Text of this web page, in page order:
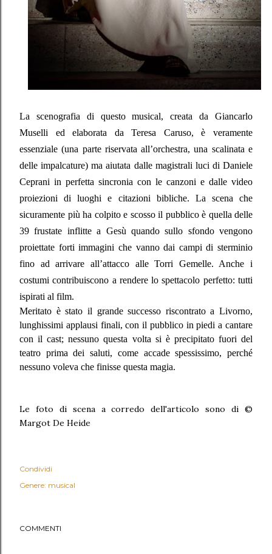
La scenografia di questo musical, creata da Giancarlo
Muselli ed elaborata da Teresa Caruso, è veramente
essenziale (una parte riservata all’orchestra, una scalinata e
delle impalcature) ma aiutata dalle magistrali luci di Daniele
Ceprani in perfetta sincronia con le canzoni e dalle video
proiezioni di luoghi e citazioni bibliche. La scena che
sicuramente più ha colpito e scosso il pubblico è quella delle
39 frustate inflitte a Gesù quando sullo sfondo vengono
proiettate forti immagini che vanno dai campi di sterminio
fino ad arrivare all’attacco alle Torri Gemelle. Anche i
costumi contribuiscono a rendere lo spettacolo perfetto: tutti
ispirati al film.
Meritato è stato il grande successo riscontrato a Livorno,
lunghissimi applausi finali, con il pubblico in piedi a cantare
con il cast; nessuno questa volta si è precipitato fuori del
teatro prima dei saluti, come accade spessissimo, perché
nessuno voleva che finisse questa magia.
Le foto di scena a corredo dell'articolo sono di ©
Margot De Heide
Condividi
Genere: musical
COMMENTI